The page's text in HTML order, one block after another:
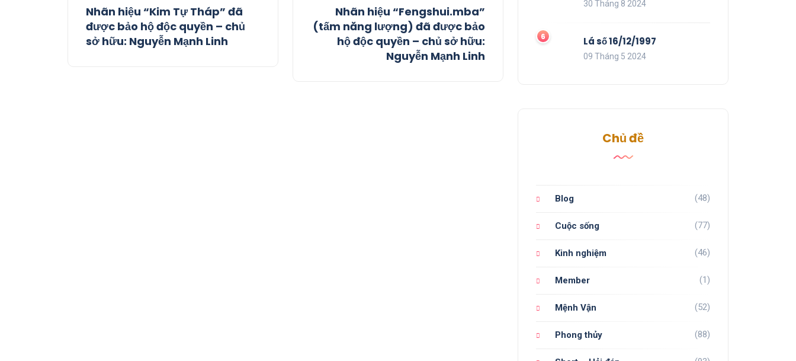
Nhãn hiệu “Kim Tự Tháp” đã
được bảo hộ độc quyền – chủ
sở hữu: Nguyễn Mạnh Linh
Nhãn hiệu “Fengshui.mba”
(tấm năng lượng) đã được bảo
hộ độc quyền – chủ sở hữu:
Nguyễn Mạnh Linh
30 Tháng 8 2024
Lá số 16/12/1997
09 Tháng 5 2024
Chủ đề
Blog (48)
Cuộc sống (77)
Kinh nghiệm (46)
Member (1)
Mệnh Vận (52)
Phong thủy (88)